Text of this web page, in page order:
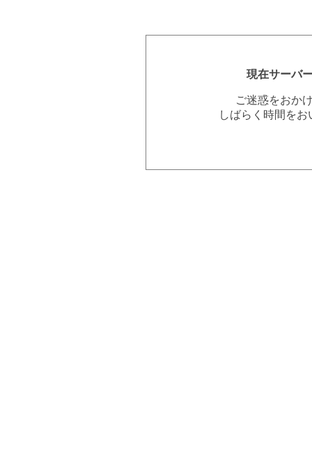
現在サーバ
ご迷惑をおか
しばらく時間を